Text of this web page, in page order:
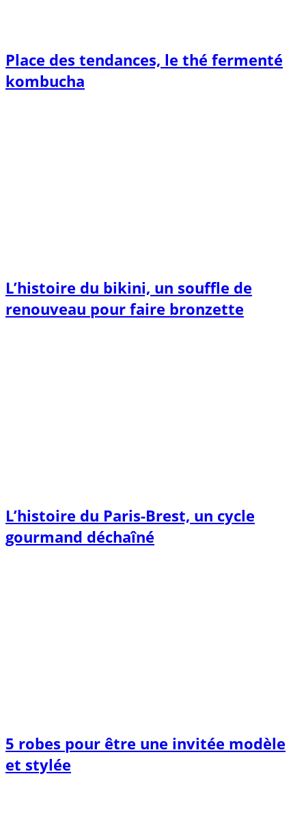
Place des tendances, le thé fermenté
kombucha
L’histoire du bikini, un souffle de
renouveau pour faire bronzette
L’histoire du Paris-Brest, un cycle
gourmand déchaîné
5 robes pour être une invitée modèle
et stylée